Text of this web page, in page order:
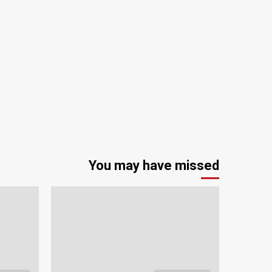
You may have missed